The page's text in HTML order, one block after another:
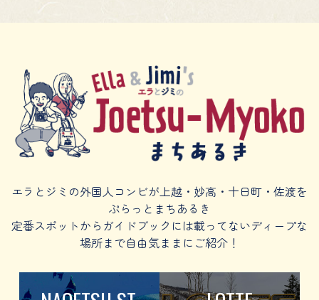
エラとジミの外国人コンビが上越・妙高・十日町・佐渡を
ぷらっとまちあるき
定番スポットからガイドブックには載ってないディープな
場所まで自由気ままにご紹介！